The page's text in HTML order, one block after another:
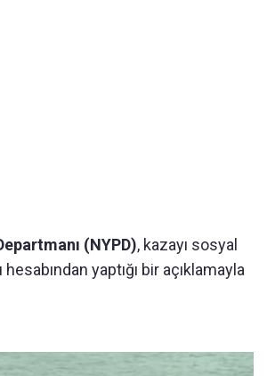
(NYPD), kazayı sosyal
yaptığı bir açıklamayla